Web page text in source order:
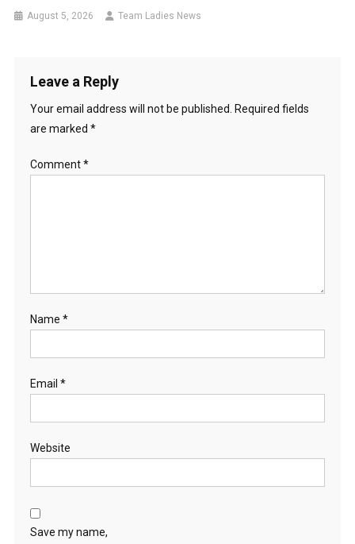
August 5, 2026 Team Ladies News
Leave a Reply
Your email address will not be published.
Required fields
are marked *
Comment*
Name *
Email *
Website
Save my name,